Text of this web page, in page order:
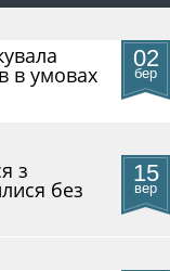
02
бер
в умовах
15
вер
з
без